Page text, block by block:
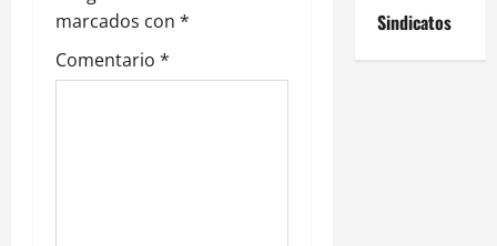
e
n
marcados con *
Comentario *
Sindicatos